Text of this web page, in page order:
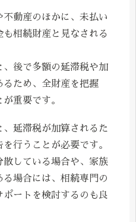
動産のほかに、未払い
相続財産と見なされる
、後で多額の延滞税や加
ため、全財産を把握
重要です。
延滞税が加算されるた
行うことが必要です。
している場合や、家族
場合には、相続専門の
ートを検討するのも良